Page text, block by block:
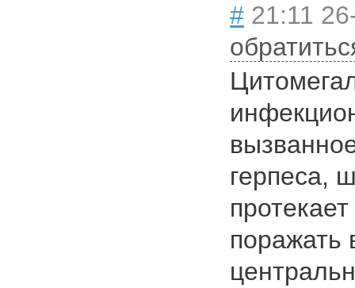
# 21:11
герпеса,
поражать